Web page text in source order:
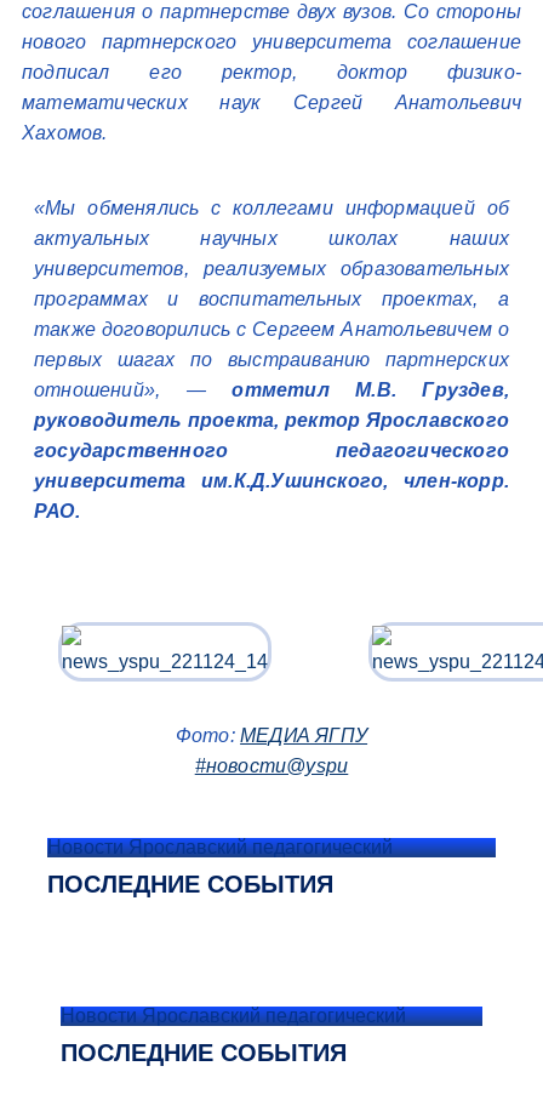
соглашения о партнерстве двух вузов. Со стороны
нового партнерского университета соглашение
подписал его ректор, доктор физико-
математических наук Сергей Анатольевич
Хахомов.
«Мы обменялись с коллегами информацией об
актуальных научных школах наших
университетов, реализуемых образовательных
программах и воспитательных проектах, а
также договорились с Сергеем Анатольевичем о
первых шагах по выстраиванию партнерских
отношений», —отметил М.В. Груздев,
руководитель проекта, ректор Ярославского
государственного педагогического
университета им.К.Д.Ушинского, член-корр.
РАО.
Фото:МЕДИА ЯГПУ
#новости@yspu
Новости Ярославский педагогический
ПОСЛЕДНИЕ СОБЫТИЯ
Новости Ярославский педагогический
ПОСЛЕДНИЕ СОБЫТИЯ